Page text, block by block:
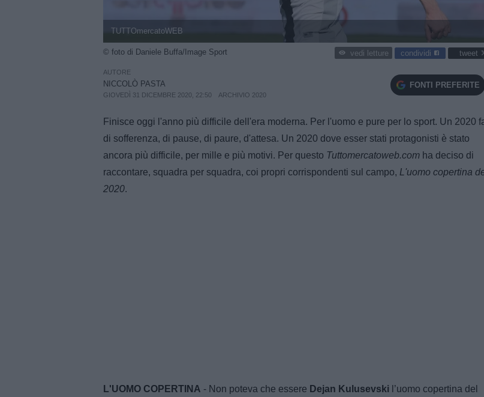
TUTTOmercatoWEB
© foto di Daniele Buffa/Image Sport vedi letture condividi tweet
AUTORE
NICCOLÒ PASTA
GIOVEDÌ 31 DICEMBRE 2020, 22:50 ARCHIVIO 2020
FONTI PREFERITE
Finisce oggi l'anno più difficile dell'era moderna. Per l'uomo e pure per lo sport. Un 2020
di sofferenza, di pause, di paure, d'attesa. Un 2020 dove esser stati protagonisti è stato
ancora più difficile, per mille e più motivi. Per questo Tuttomercatoweb.com ha deciso di
raccontare, squadra per squadra, coi propri corrispondenti sul campo, L'uomo copertina
2020.
L'UOMO COPERTINA - Non poteva che essere Dejan Kulusevski l’uomo copertina del